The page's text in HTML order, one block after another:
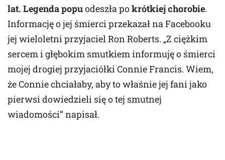
lat. Legenda popuodeszła pokrótkiej chorobie.
Informację o jej śmierci przekazał na Facebooku
jej wieloletni przyjaciel Ron Roberts. „Z ciężkim
sercem i głębokim smutkiem informuję o śmierci
mojej drogiej przyjaciółki Connie Francis. Wiem,
że Connie chciałaby, aby to właśnie jej fani jako
pierwsi dowiedzieli się o tej smutnej
wiadomości” napisał.